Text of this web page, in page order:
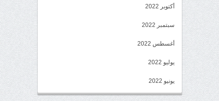
أكتوبر 2022
سبتمبر 2022
أغسطس 2022
يوليو 2022
يونيو 2022